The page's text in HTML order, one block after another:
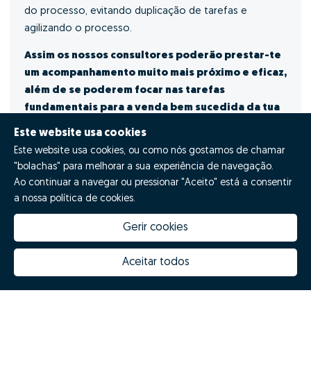
do processo, evitando duplicação de tarefas e
agilizando o processo.
Assim os nossos consultores poderão prestar-te
um acompanhamento muito mais próximo e eficaz,
além de se poderem focar nas tarefas
fundamentais para a venda bem sucedida da tua
03 - Melhor experiência e
Este website usa cookies
Este website usa cookies, ou como nós gostamos de chamar
"bolachas" para melhorar a sua experiência de navegação.
Ao continuar a navegar ou pressionar "Aceito" está a consentir
a nossa política de cookies.
Gerir cookies
Aceitar todos